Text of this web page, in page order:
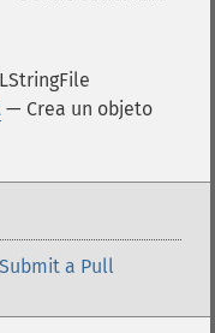
— Crea un objeto
Submit a Pull